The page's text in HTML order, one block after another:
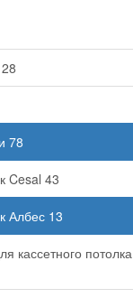
28
78
Cesal 43
Албес 13
кассетного потолка